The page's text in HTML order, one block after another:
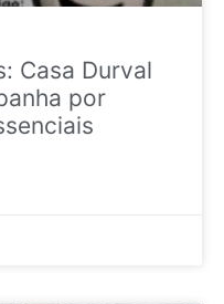
Casa Durval
por